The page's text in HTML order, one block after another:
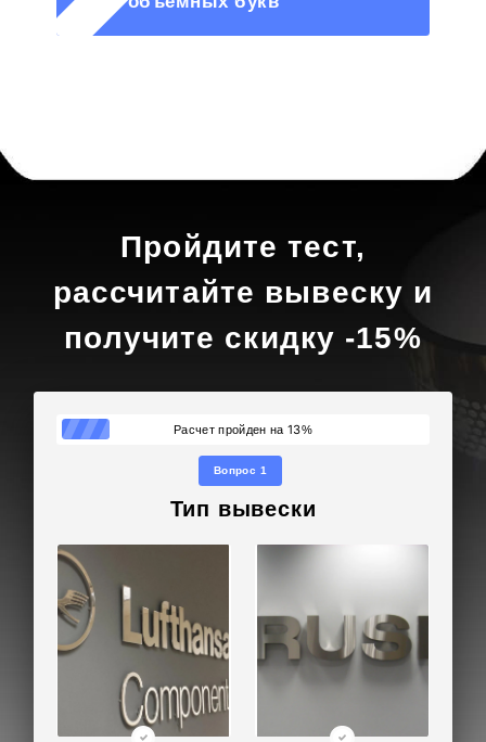
Пройдите тест,
рассчитайте вывеску и
получите скидку -15%
Расчет пройден на 13%
Вопрос 1
Тип вывески